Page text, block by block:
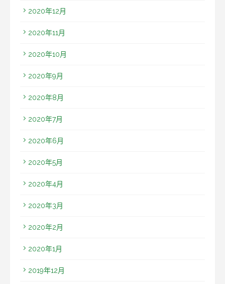
2020年12月
2020年11月
2020年10月
2020年9月
2020年8月
2020年7月
2020年6月
2020年5月
2020年4月
2020年3月
2020年2月
2020年1月
2019年12月